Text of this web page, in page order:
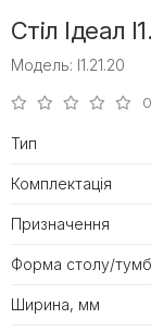
Стіл Ідеал
Модель: I1.21.20
Тип
Комплектація
Призначення
Форма столу/
Ширина, мм